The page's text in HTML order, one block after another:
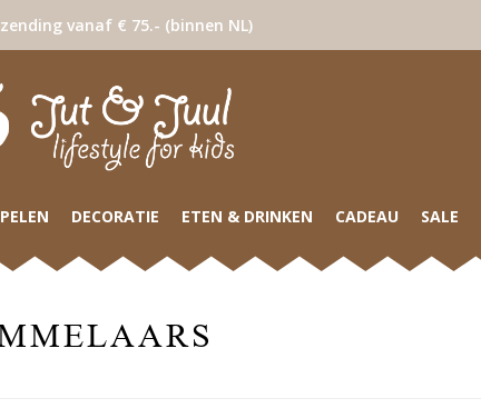
vanaf € 75.- (binnen NL)
DECORATIE ETEN & DRINKEN CADEAU SALE